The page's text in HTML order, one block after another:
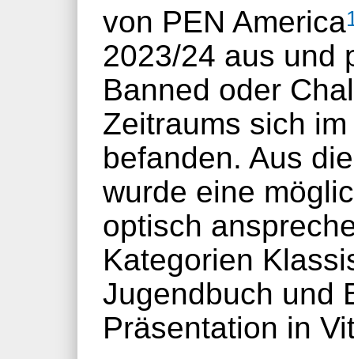
von PEN America
2023/24 aus und
Banned oder
Zeitraums sich
befanden. Aus
wurde eine
optisch
Kategorien
Jugendbuch und
Präsentation in